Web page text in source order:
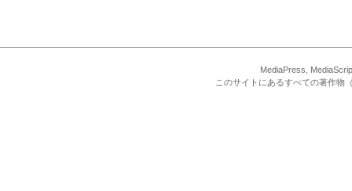
MediaPress,
このサイトにあるすべての著作物